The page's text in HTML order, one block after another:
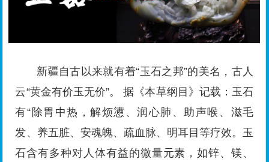
新疆自古以来就有着“玉石之邦”的美名，古人
云“黄金有价玉无价”。 据《本草纲目》记载：玉石
有“除胃中热，解烦懑、润心肺、助声喉、滋毛
发、养五脏、安魂魄、疏血脉、明耳目等疗效。玉
石含有多种对人体有益的微量元素，如锌、镁、